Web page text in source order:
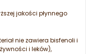
jakości płynnego
nie zawiera bisfenoli i
i leków),